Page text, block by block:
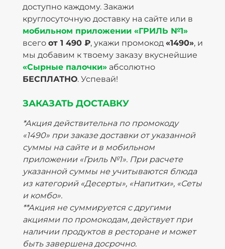
доступно каждому. Закажи
круглосуточную доставку на сайте или в
мобильном приложении «ГРИЛЬ №1»
всего от 1 490 ₽, укажи промокод «1490», и
мы добавим к твоему заказу вкуснейшие
«Сырные палочки»абсолютно
БЕСПЛАТНО. Успевай!
ЗАКАЗАТЬ ДОСТАВКУ
*Акция действительна по промокоду
«1490» при заказе доставки от указанной
суммы на сайте и в мобильном
приложении «Гриль №1». При расчете
указанной суммы не учитываются блюда
из категорий «Десерты», «Напитки», «Сеты
и комбо».
**Акция не суммируется с другими
акциями по промокодам, действует при
наличии продуктов в ресторане и может
быть завершена досрочно.